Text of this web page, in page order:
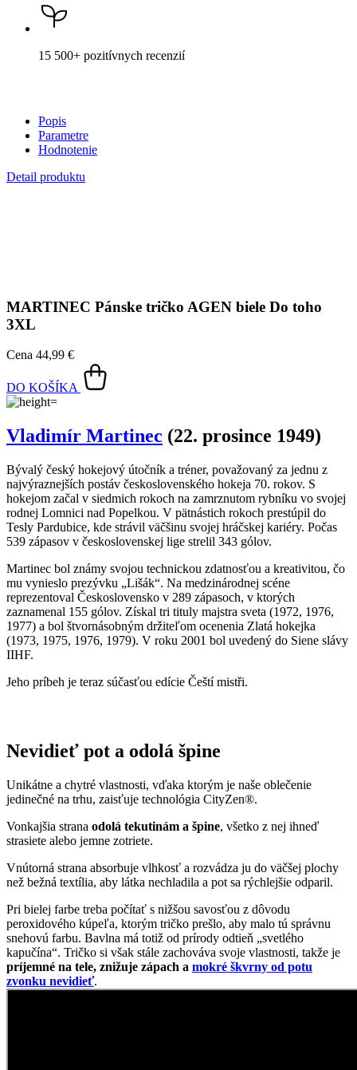
15 500+ pozitívnych recenzií
Popis
Parametre
Hodnotenie
Detail produktu
MARTINEC Pánske tričko AGEN biele Do toho
3XL
Cena 44,99 €
DO KOŠÍKA
Vladimír Martinec (22. prosince 1949)
Bývalý český hokejový útočník a tréner, považovaný za jednu z
najvýraznejších postáv československého hokeja 70. rokov. S
hokejom začal v siedmich rokoch na zamrznutom rybníku vo svojej
rodnej Lomnici nad Popelkou. V pätnástich rokoch prestúpil do
Tesly Pardubice, kde strávil väčšinu svojej hráčskej kariéry. Počas
539 zápasov v československej lige strelil 343 gólov.
Martinec bol známy svojou technickou zdatnosťou a kreativitou, čo
mu vynieslo prezývku „Lišák“. Na medzinárodnej scéne
reprezentoval Československo v 289 zápasoch, v ktorých
zaznamenal 155 gólov. Získal tri tituly majstra sveta (1972, 1976,
1977) a bol štvornásobným držiteľom ocenenia Zlatá hokejka
(1973, 1975, 1976, 1979). V roku 2001 bol uvedený do Siene slávy
IIHF.
Jeho príbeh je teraz súčasťou edície Čeští mistři.
Nevidieť pot a odolá špine
Unikátne a chytré vlastnosti, vďaka ktorým je naše oblečenie
jedinečné na trhu, zaisťuje technológia CityZen®.
Vonkajšia strana odolá tekutinám a špine, všetko z nej ihneď
strasiete alebo jemne zotriete.
Vnútorná strana absorbuje vlhkosť a rozvádza ju do väčšej plochy
než bežná textília, aby látka nechladila a pot sa rýchlejšie odparil.
Pri bielej farbe treba počítať s nižšou savosťou z dôvodu
peroxidového kúpeľa, ktorým tričko prešlo, aby malo tú správnu
snehovú farbu. Bavlna má totiž od prírody odtieň „svetlého
kapučína“. Tričko si však stále zachováva svoje vlastnosti, takže je
príjemné na tele, znižuje zápach a mokré škvrny od potu
zvonku nevidieť.